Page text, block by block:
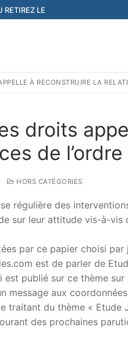
RETIREZ LE
À RECONSTRUIRE LA
droits
de
HORS CATÉGORIES
régulière des
sur leur attitude vis-à-
par ce papier choisi
est de parler de
publié sur ce thème
message aux
traitant du thème « Etude
des prochaines